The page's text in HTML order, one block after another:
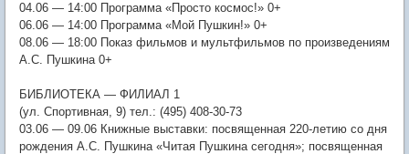
04.06 — 14:00 Программа «Просто космос!» 0+
06.06 — 14:00 Программа «Мой Пушкин!» 0+
08.06 — 18:00 Показ фильмов и мультфильмов по произведениям
А.С. Пушкина 0+
БИБЛИОТЕКА — ФИЛИАЛ 1
(ул. Спортивная, 9) тел.: (495) 408-30-73
03.06 — 09.06 Книжные выставки: посвященная 220-летию со дня
рождения А.С. Пушкина «Читая Пушкина сегодня»; посвященная